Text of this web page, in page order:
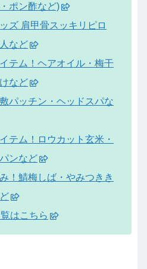
ポン酢など)
ズ 肩甲骨スッキリピロ
など
テム！ヘアオイル・梅干
など
パッチン・ヘッドスパな
テム！ロウカット玄米・
ンなど
！鯖梅しば・やみつきき
はこちら